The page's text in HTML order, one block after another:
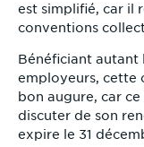
est simplifié, car il
conventions
Bénéficiant autant
employeurs, cette
bon augure, car
discuter de son
expire le 31